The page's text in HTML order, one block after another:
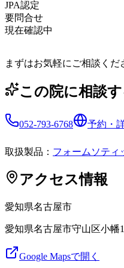
JPA認定
要問合せ
現在確認中
まずはお気軽にご相談くだ
この院に相談す
052-793-6768 予約・
取扱製品： フォームソティ
アクセス情報
愛知県名古屋市
愛知県名古屋市守山区小幡
Google Mapsで開く